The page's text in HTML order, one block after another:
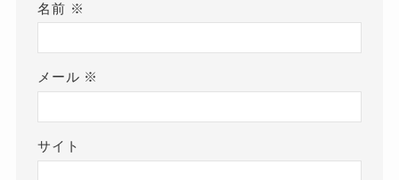
名前 ※
メール ※
サイト